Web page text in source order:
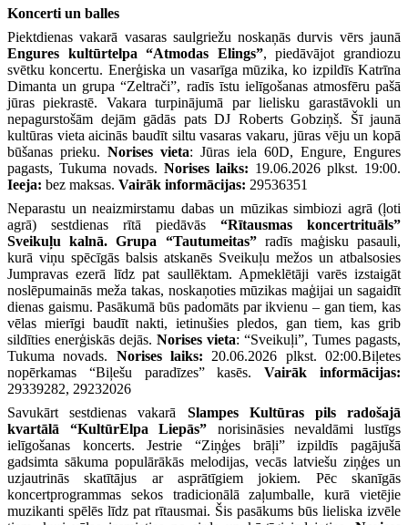
Koncerti un balles
Piektdienas vakarā vasaras saulgriežu noskaņās durvis vērs jaunā
Engures kultūrtelpa “Atmodas Elings”, piedāvājot grandiozu
svētku koncertu. Enerģiska un vasarīga mūzika, ko izpildīs Katrīna
Dimanta un grupa “Zeltrači”, radīs īstu ielīgošanas atmosfēru pašā
jūras piekrastē. Vakara turpinājumā par lielisku garastāvokli un
nepagurstošām dejām gādās pats DJ Roberts Gobziņš. Šī jaunā
kultūras vieta aicinās baudīt siltu vasaras vakaru, jūras vēju un kopā
būšanas prieku. Norises vieta: Jūras iela 60D, Engure, Engures
pagasts, Tukuma novads. Norises laiks: 19.06.2026 plkst. 19:00.
Ieeja: bez maksas. Vairāk informācijas: 29536351
Neparastu un neaizmirstamu dabas un mūzikas simbiozi agrā (ļoti
agrā) sestdienas rītā piedāvās “Rītausmas koncertrituāls”
Sveikuļu kalnā. Grupa “Tautumeitas” radīs maģisku pasauli,
kurā viņu spēcīgās balsis atskanēs Sveikuļu mežos un atbalsosies
Jumpravas ezerā līdz pat saullēktam. Apmeklētāji varēs izstaigāt
noslēpumainās meža takas, noskaņoties mūzikas maģijai un sagaidīt
dienas gaismu. Pasākumā būs padomāts par ikvienu – gan tiem, kas
vēlas mierīgi baudīt nakti, ietinušies pledos, gan tiem, kas grib
sildīties enerģiskās dejās. Norises vieta: “Sveikuļi”, Tumes pagasts,
Tukuma novads. Norises laiks: 20.06.2026 plkst. 02:00.Biļetes
nopērkamas “Biļešu paradīzes” kasēs.Vairāk informācijas:
29339282, 29232026
Savukārt sestdienas vakarā Slampes Kultūras pils radošajā
kvartālā “KultūrElpa Liepās” norisināsies nevaldāmi lustīgs
ielīgošanas koncerts. Jestrie “Ziņģes brāļi” izpildīs pagājušā
gadsimta sākuma populārākās melodijas, vecās latviešu ziņģes un
uzjautrinās skatītājus ar asprātīgiem jokiem. Pēc skanīgās
koncertprogrammas sekos tradicionālā zaļumballe, kurā vietējie
muzikanti spēlēs līdz pat rītausmai. Šis pasākums būs lieliska izvēle